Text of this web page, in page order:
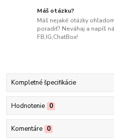
Máš otázku?
Máš nejaké otázky
poradiť? Neváhaj a napíš
FB,IG,ChatBox!
Kompletné špecifikácie
Hodnotenie 0
Komentáre 0